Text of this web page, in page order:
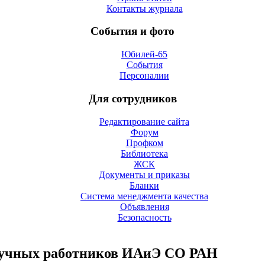
Контакты журнала
События и фото
Юбилей-65
События
Персоналии
Для сотрудников
Редактирование сайта
Форум
Профком
Библиотека
ЖСК
Документы и приказы
Бланки
Система менеджмента качества
Объявления
Безопасность
работников ИАиЭ СО РАН